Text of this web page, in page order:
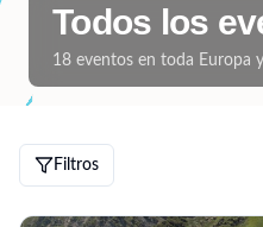
Todos los
18 eventos en toda Europa
Filtros